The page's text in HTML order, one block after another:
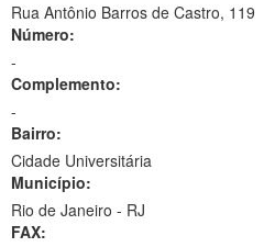
Rua Antônio Barros de Castro, 119
Número:
-
Complemento:
-
Bairro:
Cidade Universitária
Município:
Rio de Janeiro - RJ
FAX: